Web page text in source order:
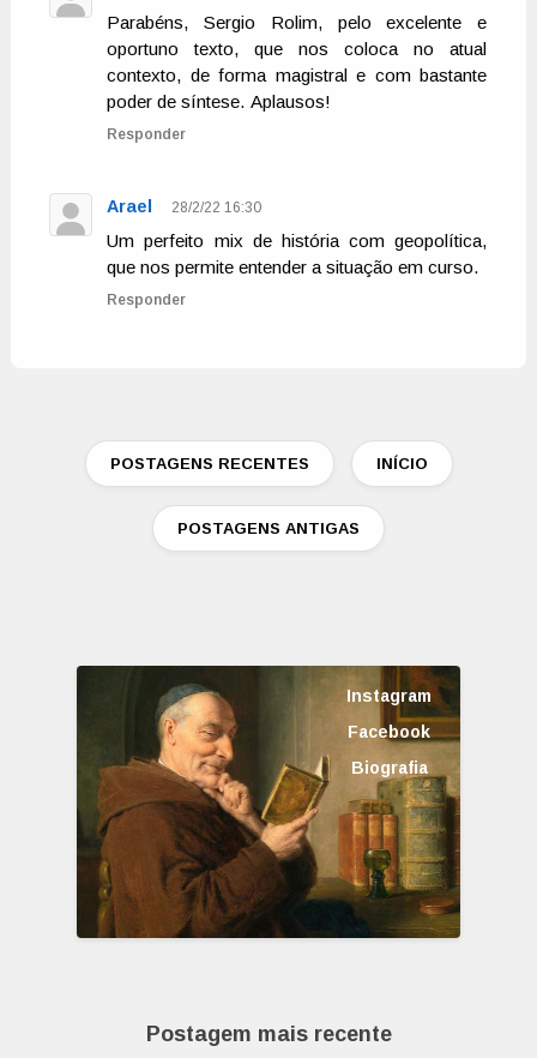
Parabéns, Sergio Rolim, pelo excelente e
oportuno texto, que nos coloca no atual
contexto, de forma magistral e com bastante
poder de síntese. Aplausos!
Responder
Arael 28/2/22 16:30
Um perfeito mix de história com geopolítica,
que nos permite entender a situação em curso.
Responder
POSTAGENS RECENTES INÍCIO
POSTAGENS ANTIGAS
Instagram
Facebook
Biografia
Postagem mais recente